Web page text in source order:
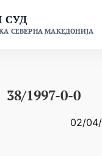
СУД
СЕВЕРНА МАКЕДОНИЈА
38/1997-0-0
02/